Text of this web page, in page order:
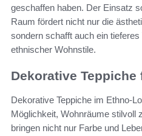
geschaffen haben. Der Einsatz
Raum fördert nicht nur die
sondern schafft auch ein
ethnischer Wohnstile.
Dekorative Teppiche
Dekorative Teppiche im Ethno-
Möglichkeit, Wohnräume stilvoll
bringen nicht nur Farbe und